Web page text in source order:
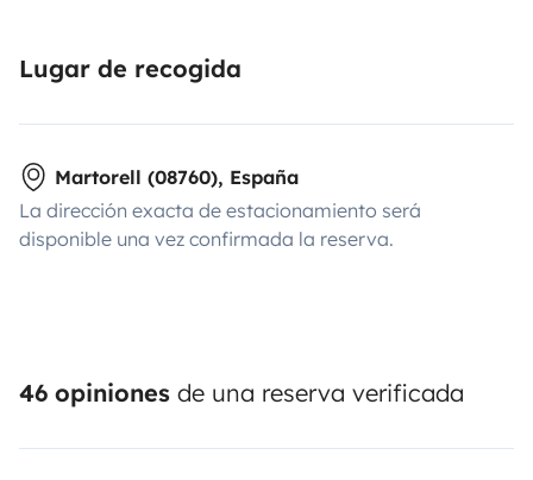
Lugar de recogida
Martorell (08760), España
La dirección exacta de estacionamiento será
disponible una vez confirmada la reserva.
46 opiniones de una reserva verificada